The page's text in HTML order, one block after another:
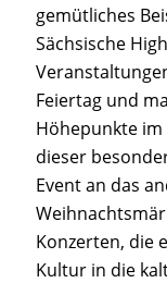
gemütliches
Sächsische
Feiertag und
Höhepunkte im
dieser
Event an das
Konzerten, die
Kultur in die